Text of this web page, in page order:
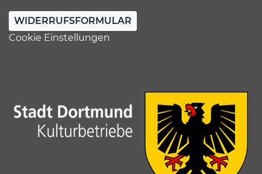
WIDERRUFSFORMULAR
Cookie Einstellungen